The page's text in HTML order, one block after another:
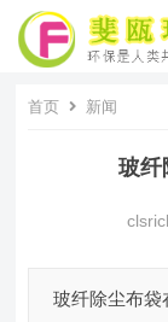
首页 新闻
玻纤
玻纤除尘布袋